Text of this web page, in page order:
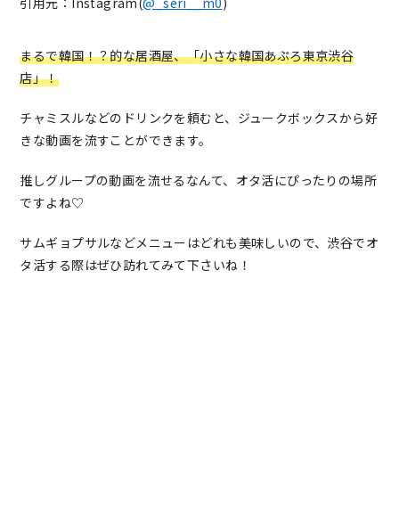
まるで韓国！？的な居酒屋、「小さな韓国あぷろ東京渋谷
店」！
チャミスルなどのドリンクを頼むと、ジュークボックスから好
きな動画を流すことができます。
推しグループの動画を流せるなんて、オタ活にぴったりの場所
ですよね♡
サムギョプサルなどメニューはどれも美味しいので、渋谷でオ
タ活する際はぜひ訪れてみて下さいね！